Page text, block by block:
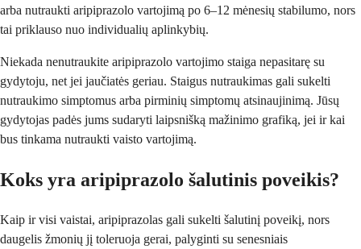
arba nutraukti aripiprazolo vartojimą po 6–12 mėnesių stabilumo, nors
tai priklauso nuo individualių aplinkybių.
Niekada nenutraukite aripiprazolo vartojimo staiga nepasitarę su
gydytoju, net jei jaučiatės geriau. Staigus nutraukimas gali sukelti
nutraukimo simptomus arba pirminių simptomų atsinaujinimą. Jūsų
gydytojas padės jums sudaryti laipsnišką mažinimo grafiką, jei ir kai
bus tinkama nutraukti vaisto vartojimą.
Koks yra aripiprazolo šalutinis poveikis?
Kaip ir visi vaistai, aripiprazolas gali sukelti šalutinį poveikį, nors
daugelis žmonių jį toleruoja gerai, palyginti su senesniais